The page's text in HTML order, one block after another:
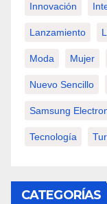
Innovación
Lanzamiento
Moda Mujer
Nuevo Sencillo
Samsung
Tecnología
CATEGORÍAS